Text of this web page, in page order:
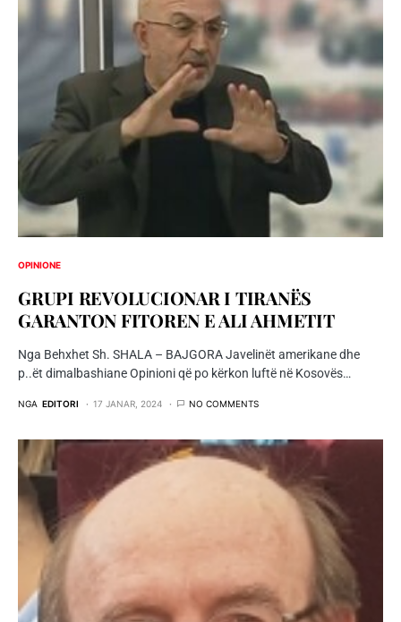
OPINIONE
GRUPI REVOLUCIONAR I TIRANËS
GARANTON FITOREN E ALI AHMETIT
Nga Behxhet Sh. SHALA – BAJGORA Javelinët amerikane dhe
p..ët dimalbashiane Opinioni që po kërkon luftë në Kosovës…
NGA EDITORI 17 JANAR, 2024 NO COMMENTS